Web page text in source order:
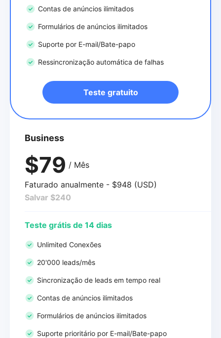
Contas de anúncios ilimitados
Formulários de anúncios ilimitados
Suporte por E-mail/Bate-papo
Ressincronização automática de falhas
Teste gratuito
Business
$79 / Mês
Faturado anualmente - $948 (USD)
Salvar $240
Teste grátis de 14 dias
Unlimited Conexões
20'000 leads/mês
Sincronização de leads em tempo real
Contas de anúncios ilimitados
Formulários de anúncios ilimitados
Suporte prioritário por E-mail/Bate-papo